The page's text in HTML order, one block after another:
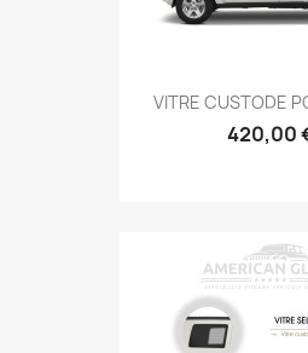
VITRE CUSTODE
420,00